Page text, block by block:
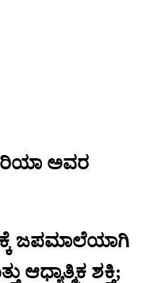
ಅವರ
ಜಪಮಾಲೆಯಾಗಿ
ಆಧ್ಯಾತ್ಮಿಕ ಶಕ್ತಿ;